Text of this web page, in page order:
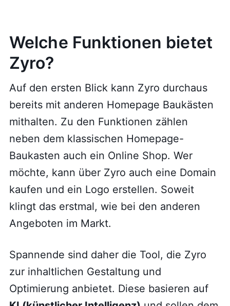
Welche Funktionen bietet
Zyro?
Auf den ersten Blick kann Zyro durchaus
bereits mit anderen Homepage Baukästen
mithalten. Zu den Funktionen zählen
neben dem klassischen Homepage-
Baukasten auch ein Online Shop. Wer
möchte, kann über Zyro auch eine Domain
kaufen und ein Logo erstellen. Soweit
klingt das erstmal, wie bei den anderen
Angeboten im Markt.
Spannende sind daher die Tool, die Zyro
zur inhaltlichen Gestaltung und
Optimierung anbietet. Diese basieren auf